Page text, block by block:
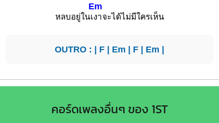
หลบอยู่ในเ
Em
งาจะได้ไม่มีใครเห็น
OUTRO : | F | Em | F | Em |
คอร์ดเพลงอื่นๆ ของ 1ST